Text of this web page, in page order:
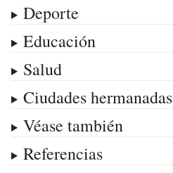
Deporte
Educación
Salud
Ciudades hermanadas
Véase también
Referencias